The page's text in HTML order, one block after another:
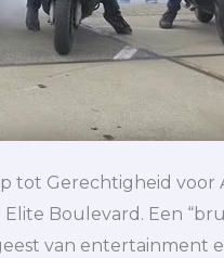
tot Gerechtigheid voor
Boulevard. Een
van entertainment